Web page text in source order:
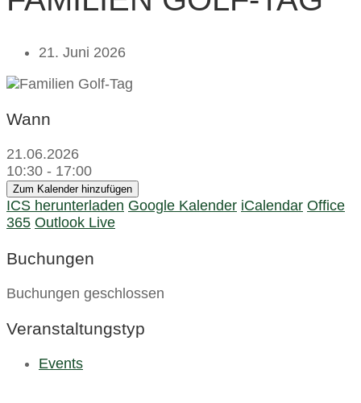
21. Juni 2026
Wann
21.06.2026
10:30 - 17:00
Zum Kalender hinzufügen
ICS herunterladen Google Kalender iCalendar Office
365 Outlook Live
Buchungen
Buchungen geschlossen
Veranstaltungstyp
Events